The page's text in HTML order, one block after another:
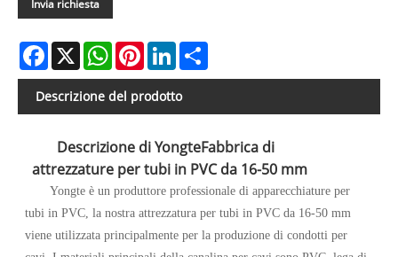
Invia richiesta
Facebook
X WhatsAppPinterestLinkedIn
Descrizione del prodotto
Descrizione di YongteFabbrica di
attrezzature per tubi in PVC da 16-50 mm
Yongte è un produttore professionale di apparecchiature per
tubi in PVC, la nostra attrezzatura per tubi in PVC da 16-50 mm
viene utilizzata principalmente per la produzione di condotti per